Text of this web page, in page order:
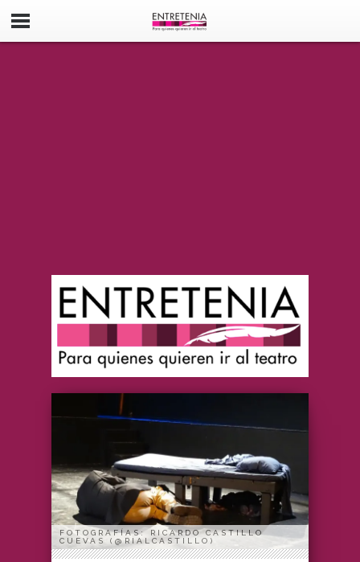
FOTOGRAFÍAS: RICARDO CASTILLO
CUEVAS (@RIALCASTILLO)